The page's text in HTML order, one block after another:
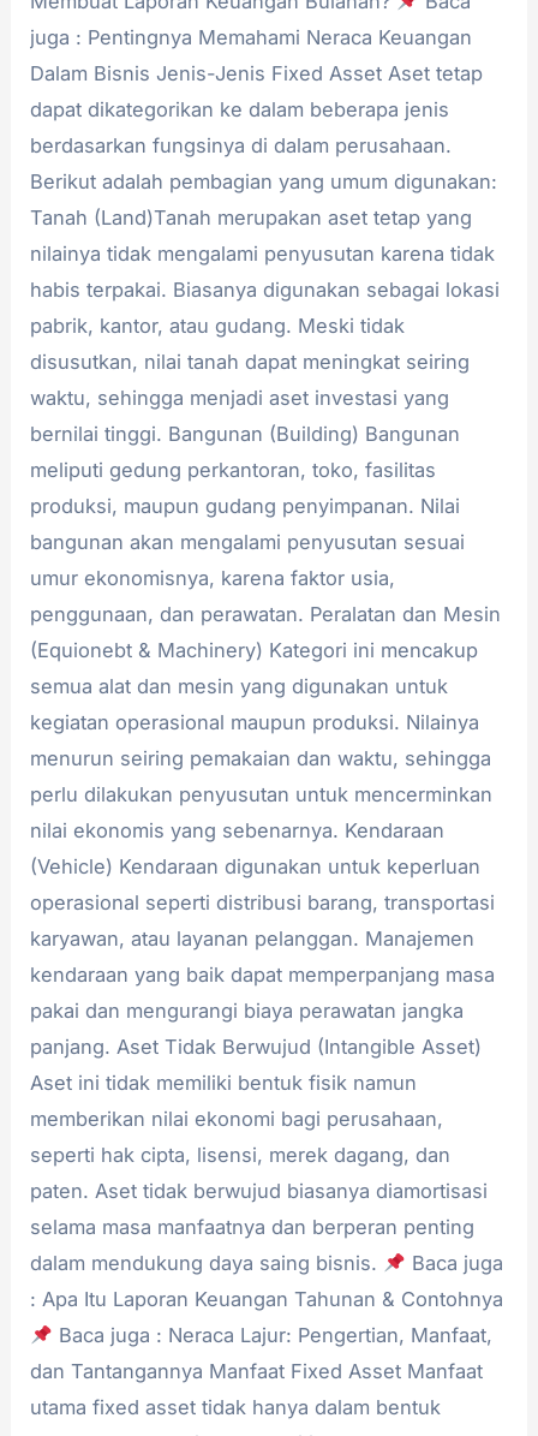
juga : Pentingnya Memahami Neraca Keuangan
Dalam Bisnis Jenis-Jenis Fixed Asset Aset tetap
dapat dikategorikan ke dalam beberapa jenis
berdasarkan fungsinya di dalam perusahaan.
Berikut adalah pembagian yang umum digunakan:
Tanah (Land)Tanah merupakan aset tetap yang
nilainya tidak mengalami penyusutan karena tidak
habis terpakai. Biasanya digunakan sebagai lokasi
pabrik, kantor, atau gudang. Meski tidak
disusutkan, nilai tanah dapat meningkat seiring
waktu, sehingga menjadi aset investasi yang
bernilai tinggi. Bangunan (Building) Bangunan
meliputi gedung perkantoran, toko, fasilitas
produksi, maupun gudang penyimpanan. Nilai
bangunan akan mengalami penyusutan sesuai
umur ekonomisnya, karena faktor usia,
penggunaan, dan perawatan. Peralatan dan Mesin
(Equionebt & Machinery) Kategori ini mencakup
semua alat dan mesin yang digunakan untuk
kegiatan operasional maupun produksi. Nilainya
menurun seiring pemakaian dan waktu, sehingga
perlu dilakukan penyusutan untuk mencerminkan
nilai ekonomis yang sebenarnya. Kendaraan
(Vehicle) Kendaraan digunakan untuk keperluan
operasional seperti distribusi barang, transportasi
karyawan, atau layanan pelanggan. Manajemen
kendaraan yang baik dapat memperpanjang masa
pakai dan mengurangi biaya perawatan jangka
panjang. Aset Tidak Berwujud (Intangible Asset)
Aset ini tidak memiliki bentuk fisik namun
memberikan nilai ekonomi bagi perusahaan,
seperti hak cipta, lisensi, merek dagang, dan
paten. Aset tidak berwujud biasanya diamortisasi
selama masa manfaatnya dan berperan penting
dalam mendukung daya saing bisnis.
Baca juga
: Apa Itu Laporan Keuangan Tahunan & Contohnya
Baca juga : Neraca Lajur: Pengertian, Manfaat,
dan Tantangannya Manfaat Fixed Asset Manfaat
utama fixed asset tidak hanya dalam bentuk